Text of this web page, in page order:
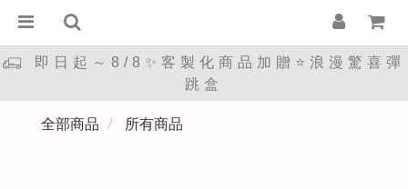
即日起～8/8✨客製化商品加贈⭐浪漫驚喜彈
跳盒
全部商品 所有商品